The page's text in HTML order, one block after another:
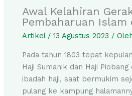
Awal Kelahiran
Pembaharuan Islam
Artikel/13 Agustus 2023 /
Pada tahun 1803 tepat
Haji Sumanik dan Haji
ibadah haji, saat bermukim
pulang ke kampung